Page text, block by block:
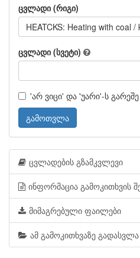
ცვლადი (რიგი)
HEATCKS: Heating with coal
ცვლადი (სვეტი)
'არ ვიცი' და 'უარი'-ს გარეშე
გამოთვლა
ცვლადების გზამკვლევი
ინფორმაცია გამოკითხვის
მიმაგრებული ფაილები
ამ გამოკითხვაზე გადასვლა